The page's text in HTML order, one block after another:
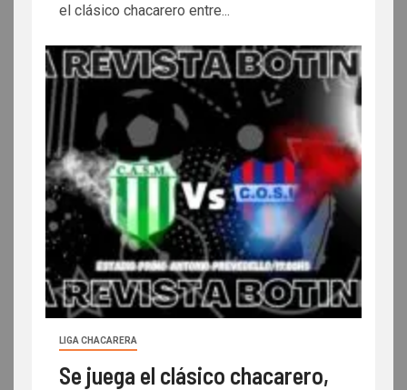
el clásico chacarero entre...
LIGA CHACARERA
Se juega el clásico chacarero,